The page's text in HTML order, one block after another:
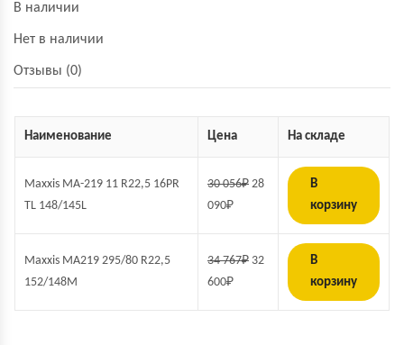
В наличии
Нет в наличии
Отзывы (0)
Наименование Цена На складе
Maxxis MA-219 11 R22,5 16PR
TL 148/145L
30 056₽ 28
090₽
В
корзину
Maxxis MA219 295/80 R22,5
152/148M
34 767₽ 32
600₽
В
корзину